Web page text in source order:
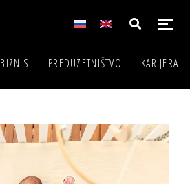
BIZNIS PREDUZETNIŠTVO KARIJERA